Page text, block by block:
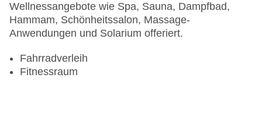
Wellnessangebote wie Spa, Sauna, Dampfbad,
Hammam, Schönheitssalon, Massage-
Anwendungen und Solarium offeriert.
Fahrradverleih
Fitnessraum